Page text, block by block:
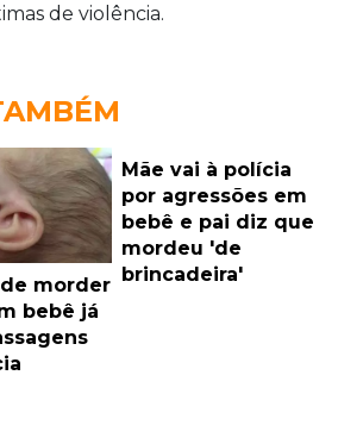
de violência.
morder
bebê já
Mãe vai à polícia
por agressões em
bebê e pai diz que
mordeu 'de
brincadeira'